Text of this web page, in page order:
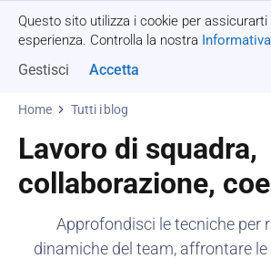
Questo sito utilizza i cookie per assicurarti
esperienza. Controlla la nostra
Gestisci Accetta
Richiedi un
Home Tutti i blog
Lavoro di squadra,
collaborazione,
Approfondisci le tecniche per
dinamiche del team, affrontare